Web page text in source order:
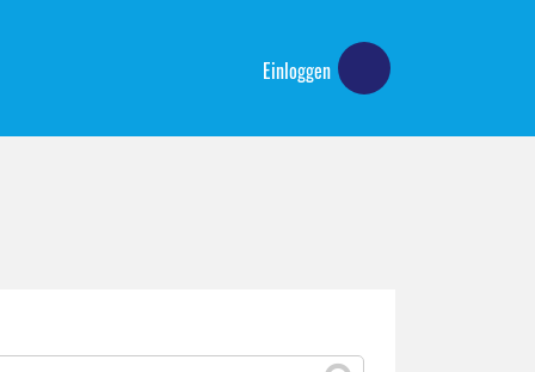
Einloggen